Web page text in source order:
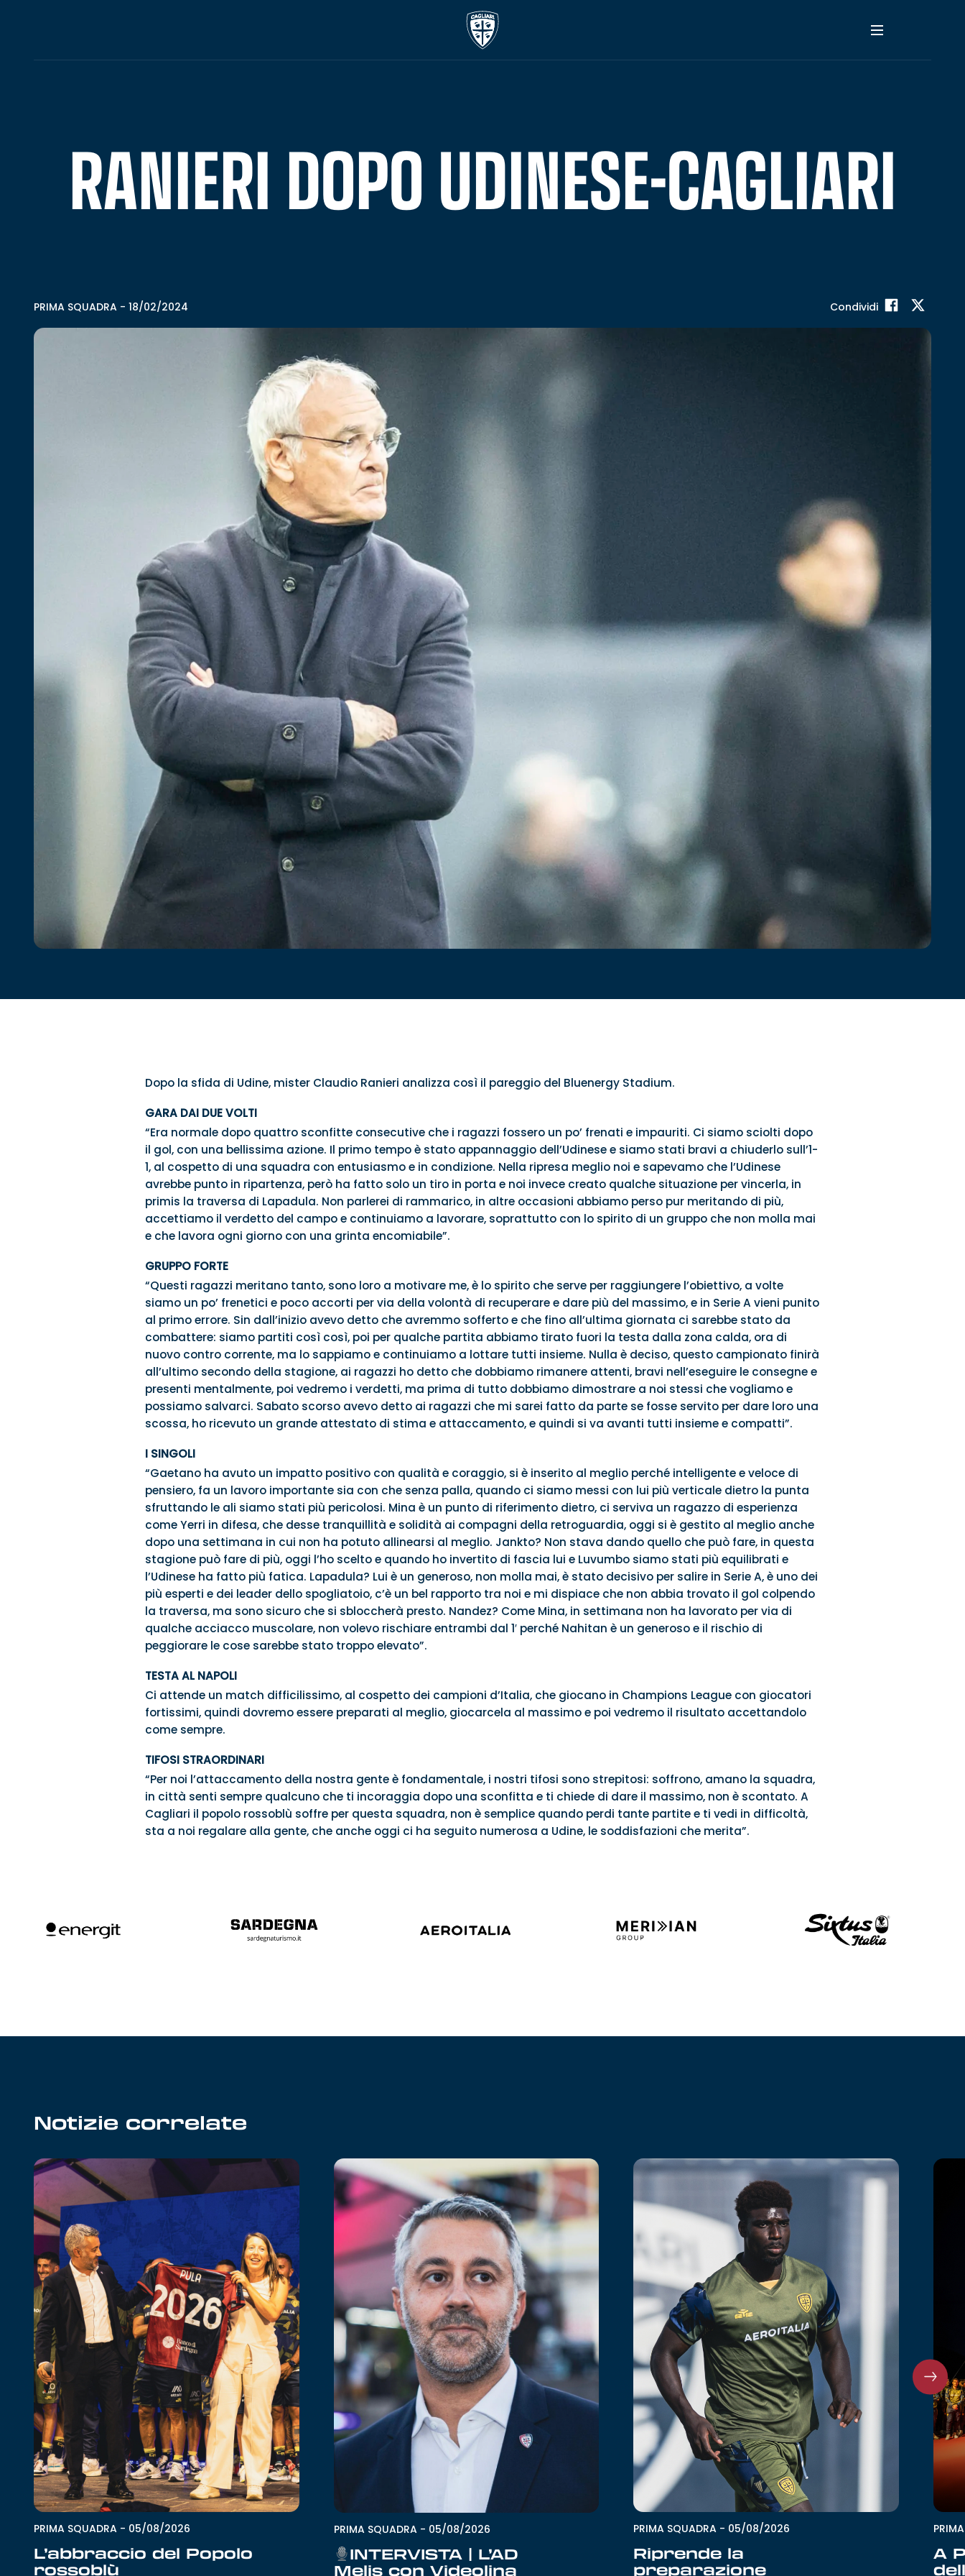
RANIERI DOPO UDINESE-CAGLIARI
PRIMA SQUADRA - 18/02/2024 Condividi
Dopo la sfida di Udine, mister Claudio Ranieri analizza così il pareggio del Bluenergy Stadium.
GARA DAI DUE VOLTI
“Era normale dopo quattro sconfitte consecutive che i ragazzi fossero un po’ frenati e impauriti. Ci siamo sciolti dopo
il gol, con una bellissima azione. Il primo tempo è stato appannaggio dell’Udinese e siamo stati bravi a chiuderlo sull’1-
1, al cospetto di una squadra con entusiasmo e in condizione. Nella ripresa meglio noi e sapevamo che l’Udinese
avrebbe punto in ripartenza, però ha fatto solo un tiro in porta e noi invece creato qualche situazione per vincerla, in
primis la traversa di Lapadula. Non parlerei di rammarico, in altre occasioni abbiamo perso pur meritando di più,
accettiamo il verdetto del campo e continuiamo a lavorare, soprattutto con lo spirito di un gruppo che non molla mai
e che lavora ogni giorno con una grinta encomiabile”.
GRUPPO FORTE
“Questi ragazzi meritano tanto, sono loro a motivare me, è lo spirito che serve per raggiungere l’obiettivo, a volte
siamo un po’ frenetici e poco accorti per via della volontà di recuperare e dare più del massimo, e in Serie A vieni punito
al primo errore. Sin dall’inizio avevo detto che avremmo sofferto e che fino all’ultima giornata ci sarebbe stato da
combattere: siamo partiti così così, poi per qualche partita abbiamo tirato fuori la testa dalla zona calda, ora di
nuovo contro corrente, ma lo sappiamo e continuiamo a lottare tutti insieme. Nulla è deciso, questo campionato finirà
all’ultimo secondo della stagione, ai ragazzi ho detto che dobbiamo rimanere attenti, bravi nell’eseguire le consegne e
presenti mentalmente, poi vedremo i verdetti, ma prima di tutto dobbiamo dimostrare a noi stessi che vogliamo e
possiamo salvarci. Sabato scorso avevo detto ai ragazzi che mi sarei fatto da parte se fosse servito per dare loro una
scossa, ho ricevuto un grande attestato di stima e attaccamento, e quindi si va avanti tutti insieme e compatti”.
I SINGOLI
“Gaetano ha avuto un impatto positivo con qualità e coraggio, si è inserito al meglio perché intelligente e veloce di
pensiero, fa un lavoro importante sia con che senza palla, quando ci siamo messi con lui più verticale dietro la punta
sfruttando le ali siamo stati più pericolosi. Mina è un punto di riferimento dietro, ci serviva un ragazzo di esperienza
come Yerri in difesa, che desse tranquillità e solidità ai compagni della retroguardia, oggi si è gestito al meglio anche
dopo una settimana in cui non ha potuto allinearsi al meglio. Jankto? Non stava dando quello che può fare, in questa
stagione può fare di più, oggi l’ho scelto e quando ho invertito di fascia lui e Luvumbo siamo stati più equilibrati e
l’Udinese ha fatto più fatica. Lapadula? Lui è un generoso, non molla mai, è stato decisivo per salire in Serie A, è uno dei
più esperti e dei leader dello spogliatoio, c’è un bel rapporto tra noi e mi dispiace che non abbia trovato il gol colpendo
la traversa, ma sono sicuro che si sbloccherà presto. Nandez? Come Mina, in settimana non ha lavorato per via di
qualche acciacco muscolare, non volevo rischiare entrambi dal 1′ perché Nahitan è un generoso e il rischio di
peggiorare le cose sarebbe stato troppo elevato”.
TESTA AL NAPOLI
Ci attende un match difficilissimo, al cospetto dei campioni d’Italia, che giocano in Champions League con giocatori
fortissimi, quindi dovremo essere preparati al meglio, giocarcela al massimo e poi vedremo il risultato accettandolo
come sempre.
TIFOSI STRAORDINARI
“Per noi l’attaccamento della nostra gente è fondamentale, i nostri tifosi sono strepitosi: soffrono, amano la squadra,
in città senti sempre qualcuno che ti incoraggia dopo una sconfitta e ti chiede di dare il massimo, non è scontato. A
Cagliari il popolo rossoblù soffre per questa squadra, non è semplice quando perdi tante partite e ti vedi in difficoltà,
sta a noi regalare alla gente, che anche oggi ci ha seguito numerosa a Udine, le soddisfazioni che merita”.
Notizie correlate
PRIMA SQUADRA - 05/08/2026
L’abbraccio del Popolo
rossoblù
PRIMA SQUADRA - 05/08/2026
INTERVISTA | L’AD
Melis con Videolina
PRIMA SQUADRA - 05/08/2026
Riprende la
preparazione
A